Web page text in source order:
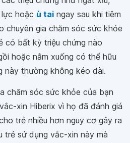
hoặc ù tai ngay sau khi tiêm
chuyên gia chăm sóc sức khỏe
có bất kỳ triệu chứng nào
hoặc nằm xuống có thể hữu
này thường không kéo dài.
chăm sóc sức khỏe của bạn
xin Hiberix vì họ đã đánh giá
trẻ nhiều hơn nguy cơ gây ra
trẻ sử dụng vắc-xin này mà